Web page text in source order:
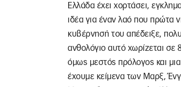
Ελλάδα έχει χορτάσει,
ιδέα για έναν λαό που πρώτα
κυβέρνησή του απέδειξε,
ανθολόγιο αυτό χωρίζεται σε
όμως μεστός πρόλογος και
έχουμε κείμενα των Μαρξ,